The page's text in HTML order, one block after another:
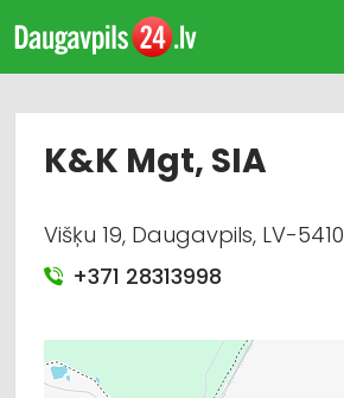
K&K Mgt, SIA
Višķu 19, Daugavpils, LV-5410
+371 28313998